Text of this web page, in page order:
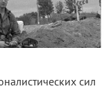
сил